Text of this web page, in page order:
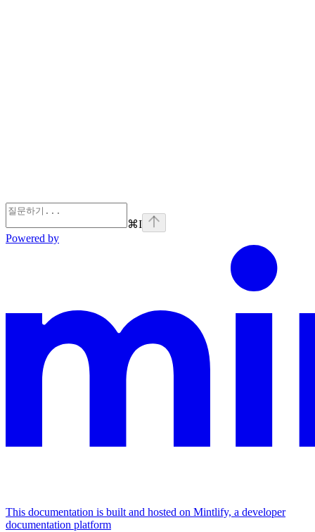
⌘I
Powered by
This documentation is built and hosted on Mintlify, a developer
documentation platform